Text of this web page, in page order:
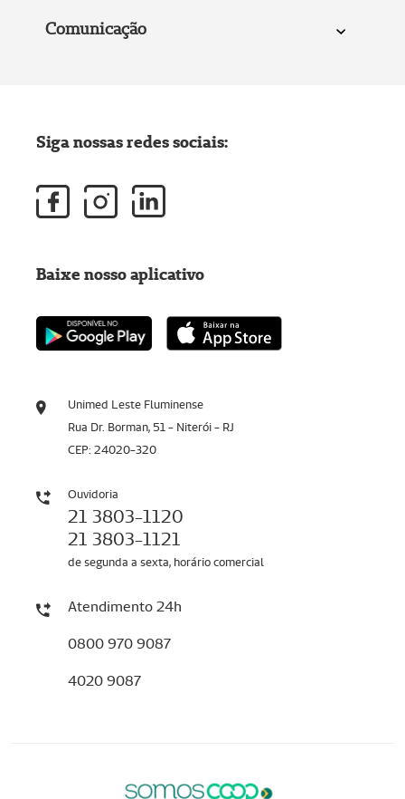
Comunicação
Unimed Leste Fluminense
Rua Dr. Borman, 51 - Niterói - RJ
CEP: 24020-320
Ouvidoria
21 3803-1120
21 3803-1121
de segunda a sexta, horário comercial
Atendimento 24h
0800 970 9087
4020 9087
Siga nossas redes sociais:
Baixe nosso aplicativo